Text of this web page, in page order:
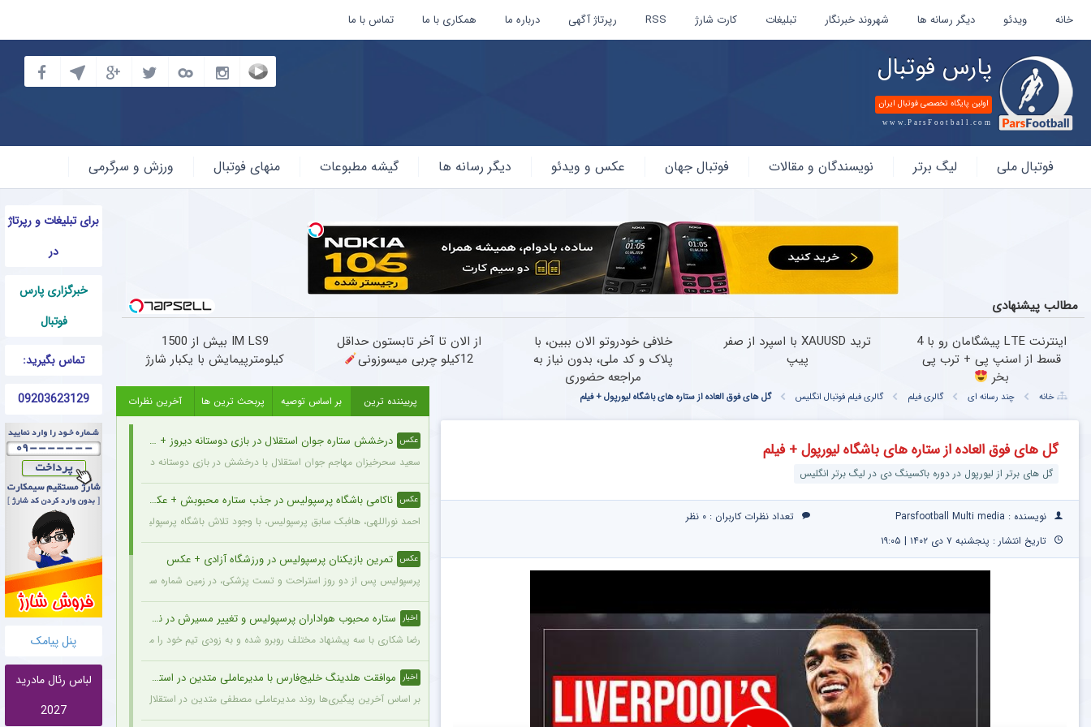
خانه ویدئو دیگر رسانه ها شهروند خبرنگار تبلیغات کارت شارژ RSS رپرتاژ آگهی درباره ما همکاری با ما تماس با ما
پارس فوتبال
اولین پایگاه تخصصی فوتبال ایران
www.ParsFootball.com
فوتبال
فوتبال ملی لیگ برتر نویسندگان و مقالات فوتبال جهان عکس و ویدئو دیگر رسانه ها گیشه مطبوعات منهای فوتبال ورزش و سرگرمی
برای تبلیغات و رپرتاژ
در
خبرگزاری پارس
فوتبال
تماس بگیرید:
09203623129
پنل پیامک
لباس رئال مادرید
2027
مطالب پیشنهادی
اینترنت LTE پیشگامان رو با 4
قسط از اسنپ پی + ترب پی
بخر
ترید XAUUSD با اسپرد از صفر
پیپ
خلافی خودروتو الان ببین، با
پلاک و کد ملی، بدون نیاز به
مراجعه حضوری
از الان تا آخر تابستون حداقل
12کیلو چربی میسوزونی
IM LS9 بیش از 1500
کیلومترپیمایش با یکبار شارژ
خانه چند رسانه ای گالری فیلم گالری فیلم فوتبال انگلیس گل های فوق العاده از ستاره های باشگاه لیورپول + فیلم
گل های فوق العاده از ستاره های باشگاه لیورپول + فیلم
گل های برتر از لیورپول در دوره باکسینگ دی در لیگ برتر انگلیس
نویسنده : Parsfootball Multi media تعداد نظرات کاربران : ۰ نظر
تاریخ انتشار : پنجشنبه ۷ دی ۱۴۰۲ | ۱۹:۰۵
پربیننده ترین بر اساس توصیه پربحث ترین ها آخرین نظرات
عکس درخشش ستاره جوان استقلال در بازی دوستانه دیروز + عکس
سعید سحرخیزان مهاجم جوان استقلال با درخشش در بازی دوستانه دیروز، نشان داد آماده است تا در
عکس ناکامی باشگاه پرسپولیس در جذب ستاره محبوبش + عکس
احمد نوراللهی، هافبک سابق پرسپولیس، با وجود تلاش باشگاه پرسپولیس برای بازگشت او، ترجیح داد
عکس تمرین بازیکنان پرسپولیس در ورزشگاه آزادی + عکس
پرسپولیس پس از دو روز استراحت و تست پزشکی، در زمین شماره سه آزادی تمرین کرد.
اخبار ستاره محبوب هواداران پرسپولیس و تغییر مسیرش در نقل‌وانتقالات
رضا شکاری با سه پیشنهاد مختلف روبرو شده و به زودی تیم خود را معرفی خواهد کرد.
اخبار موافقت هلدینگ خلیج‌فارس با مدیرعاملی متدین در استقلال
بر اساس آخرین پیگیری‌ها روند مدیرعاملی مصطفی متدین در استقلال به طور کامل طی شده و هلدینگ